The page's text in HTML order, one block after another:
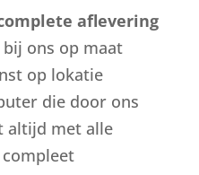
aflevering
ons op maat
op lokatie
die door ons
altijd met alle